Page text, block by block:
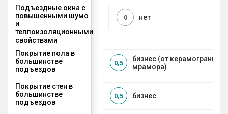
Подъездные окна с
повышенными шумо
и
теплоизоляционными
свойствами
нет
0
Покрытие пола в
большинстве
подъездов
бизнес (от керамогранита
мрамора)
0,5
Покрытие стен в
большинстве
подъездов
бизнес
0,5